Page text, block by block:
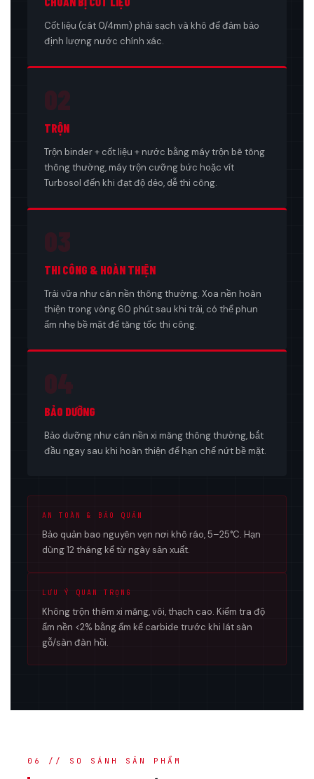
Cốt liệu (cát 0/4mm) phải sạch và khô để đảm bảo
định lượng nước chính xác.
02
TRỘN
Trộn binder + cốt liệu + nước bằng máy trộn bê tông
thông thường, máy trộn cưỡng bức hoặc vít
Turbosol đến khi đạt độ dẻo, dễ thi công.
03
THI CÔNG & HOÀN THIỆN
Trải vữa như cán nền thông thường. Xoa nền hoàn
thiện trong vòng 60 phút sau khi trải, có thể phun
ẩm nhẹ bề mặt để tăng tốc thi công.
04
BẢO DƯỠNG
Bảo dưỡng như cán nền xi măng thông thường, bắt
đầu ngay sau khi hoàn thiện để hạn chế nứt bề mặt.
AN TOÀN & BẢO QUẢN
Bảo quản bao nguyên vẹn nơi khô ráo, 5–25°C. Hạn
dùng 12 tháng kể từ ngày sản xuất.
LƯU Ý QUAN TRỌNG
Không trộn thêm xi măng, vôi, thạch cao. Kiểm tra độ
ẩm nền <2% bằng ẩm kế carbide trước khi lát sàn
gỗ/sàn đàn hồi.
06 // SO SÁNH SẢN PHẨM